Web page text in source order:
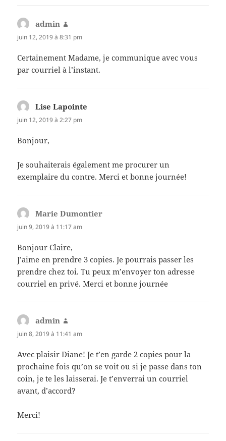
admin
juin 12, 2019 à 8:31 pm
Certainement Madame, je communique avec vous
par courriel à l’instant.
Lise Lapointe
juin 12, 2019 à 2:27 pm
Bonjour,
Je souhaiterais également me procurer un
exemplaire du contre. Merci et bonne journée!
Marie Dumontier
juin 9, 2019 à 11:17 am
Bonjour Claire,
J’aime en prendre 3 copies. Je pourrais passer les
prendre chez toi. Tu peux m’envoyer ton adresse
courriel en privé. Merci et bonne journée
admin
juin 8, 2019 à 11:41 am
Avec plaisir Diane! Je t’en garde 2 copies pour la
prochaine fois qu’on se voit ou si je passe dans ton
coin, je te les laisserai. Je t’enverrai un courriel
avant, d’accord?
Merci!